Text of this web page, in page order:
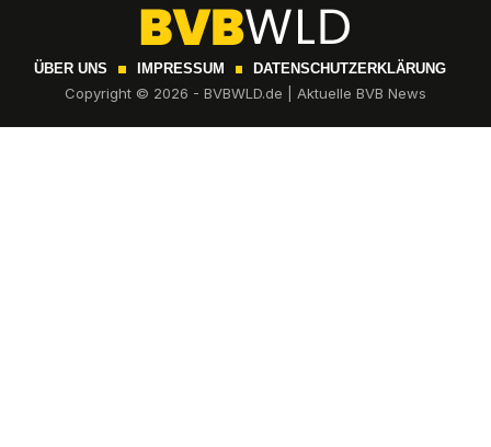
ÜBER UNS IMPRESSUM DATENSCHUTZERKLÄRUNG
Copyright © 2026 - BVBWLD.de | Aktuelle BVB News